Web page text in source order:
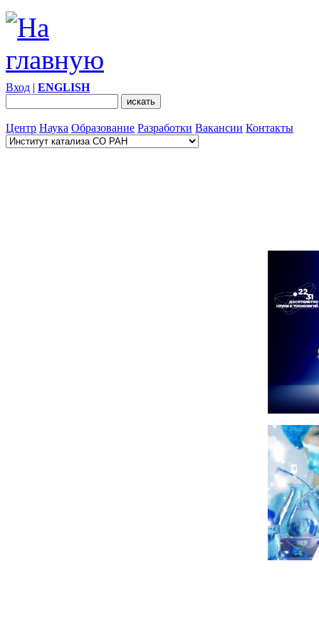
Вход | ENGLISH
Центр Наука Образование Разработки Вакансии Контакты